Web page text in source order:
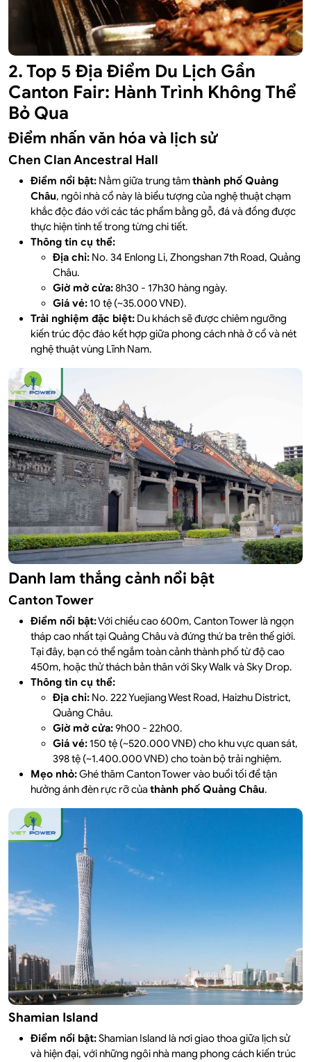
2. Top 5 Địa Điểm Du Lịch Gần
Canton Fair: Hành Trình Không Thể
Bỏ Qua
Điểm nhấn văn hóa và lịch sử
Chen Clan Ancestral Hall
Điểm nổi bật: Nằm giữa trung tâmthành phố Quảng
Châu, ngôi nhà cổ này là biểu tượng của nghệ thuật chạm
khắc độc đáo với các tác phẩm bằng gỗ, đá và đồng được
thực hiện tinh tế trong từng chi tiết.
Thông tin cụ thể:
Địa chỉ: No. 34 Enlong Li, Zhongshan 7th Road, Quảng
Châu.
Giờ mở cửa:8h30 - 17h30 hàng ngày.
Giá vé: 10 tệ (~35.000 VNĐ).
Trải nghiệm đặc biệt: Du khách sẽ được chiêm ngưỡng
kiến trúc độc đáo kết hợp giữa phong cách nhà ở cổ và nét
nghệ thuật vùng Lĩnh Nam.
Danh lam thắng cảnh nổi bật
Canton Tower
Điểm nổi bật:Với chiều cao 600m, Canton Tower là ngọn
tháp cao nhất tại Quảng Châu và đứng thứ ba trên thế giới.
Tại đây, bạn có thể ngắm toàn cảnh thành phố từ độ cao
450m, hoặc thử thách bản thân với Sky Walk và Sky Drop.
Thông tin cụ thể:
Địa chỉ: No. 222 Yuejiang West Road, Haizhu District,
Quảng Châu.
Giờ mở cửa:9h00 - 22h00.
Giá vé: 150 tệ (~520.000 VNĐ) cho khu vực quan sát,
398 tệ (~1.400.000 VNĐ) cho toàn bộ trải nghiệm.
Mẹo nhỏ:Ghé thăm Canton Tower vào buổi tối để tận
hưởng ánh đèn rực rỡ củathành phố Quảng Châu.
Shamian Island
Điểm nổi bật:Shamian Island là nơi giao thoa giữa lịch sử
và hiện đại, với những ngôi nhà mang phong cách kiến trúc